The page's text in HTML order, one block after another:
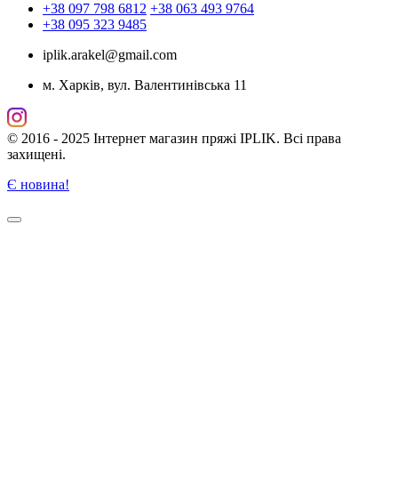
+38 097 798 6812 +38 063 493 9764
+38 095 323 9485
iplik.arakel@gmail.com
м. Харків, вул. Валентинівська 11
© 2016 - 2025 Інтернет магазин пряжі IPLIK. Всі права
захищені.
Є новина!